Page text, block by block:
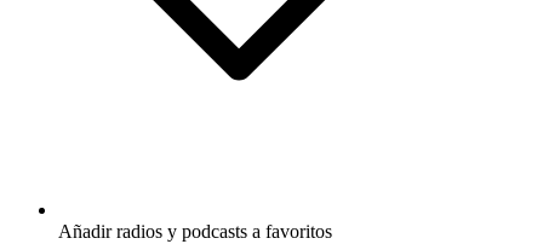
Añadir radios y podcasts a favoritos